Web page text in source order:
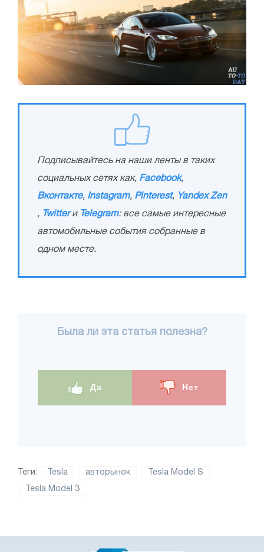
Подписывайтесь на наши ленты в таких
социальных сетях как, Facebook,
Вконтакте, Instagram, Pinterest, Yandex Zen
, Twitterи Telegram: все самые интересные
автомобильные события собранные в
одном месте.
Была ли эта статья полезна?
Да Нет
Теги: Tesla авторынок Tesla Model S
Tesla Model 3